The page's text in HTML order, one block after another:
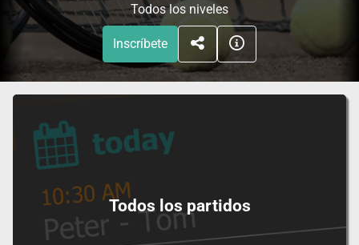
Todos los niveles
Inscríbete
Todos los partidos